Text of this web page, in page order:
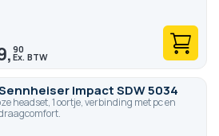
90
Impact SDW 5034
headset, 1 oortje, verbinding met pc en